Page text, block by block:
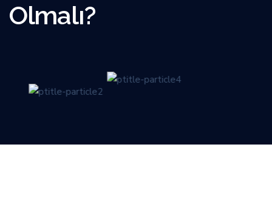
Olmalı?